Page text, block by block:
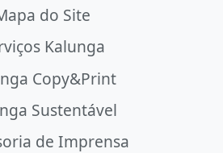
do Site
Kalunga
Copy&Print
Sustentável
de Imprensa